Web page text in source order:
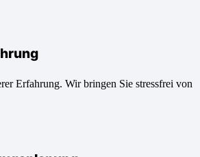
Erfahrung. Wir bringen Sie stressfrei von